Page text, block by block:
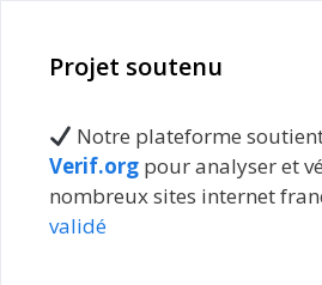
Projet soutenu
Notre plateforme
Verif.org pour analyser et
nombreux sites internet
validé